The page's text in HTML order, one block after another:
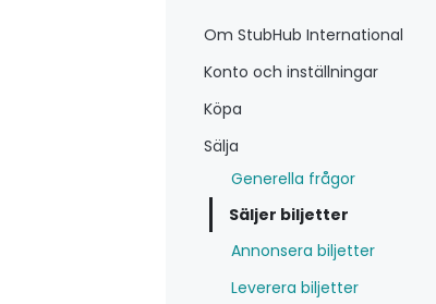
Om StubHub International
Konto och inställningar
Köpa
Sälja
Generella frågor
Säljer biljetter
Annonsera biljetter
Leverera biljetter